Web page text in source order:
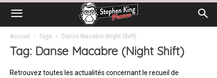
Accueil Tags Danse Macabre (Night Shift)
Tag: Danse Macabre (Night Shift)
Retrouvez toutes les actualités concernant le recueil de